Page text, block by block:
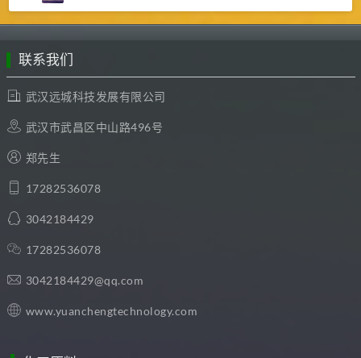
联系我们
武汉远城科技发展有限公司
武汉市武昌区中山路496号
郑先生
17282536078
3042184429
17282536078
3042184429@qq.com
www.yuanchengtechnology.com